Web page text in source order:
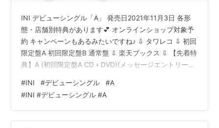
INI デビューシングル「A」 発売日2021年11月3日 各形
態・店舗別特典があります💕 オンラインショップ対象予
約 キャンペーンもあるみたいですね♪ ⇩ タワレコ ⇩ 初回
限定盤A 初回限定盤B 通常盤 ⇩ 楽天ブックス ⇩ 【先着特
典】A (初回限定盤A CD＋DVD)(メッセージエントリーコ
#INI #デビューシングル #A
#INI #デビューシングル #A